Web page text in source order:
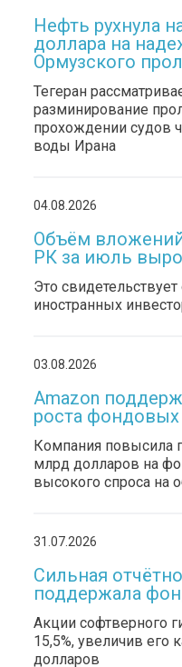
Нефть рухнула
доллара на
Ормузского
Тегеран
разминирование
прохождении судов
воды Ирана
04.08.2026
Объём
РК за июль
Это
иностранных
03.08.2026
Amazon
роста
Компания повысила
млрд долларов на
высокого спроса
31.07.2026
Сильная
поддержала
Акции софтверного
15,5%, увеличив его
долларов